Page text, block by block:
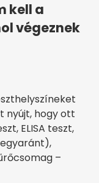
kell a
végeznek
nyújt, hogy ott
ELISA teszt,
–